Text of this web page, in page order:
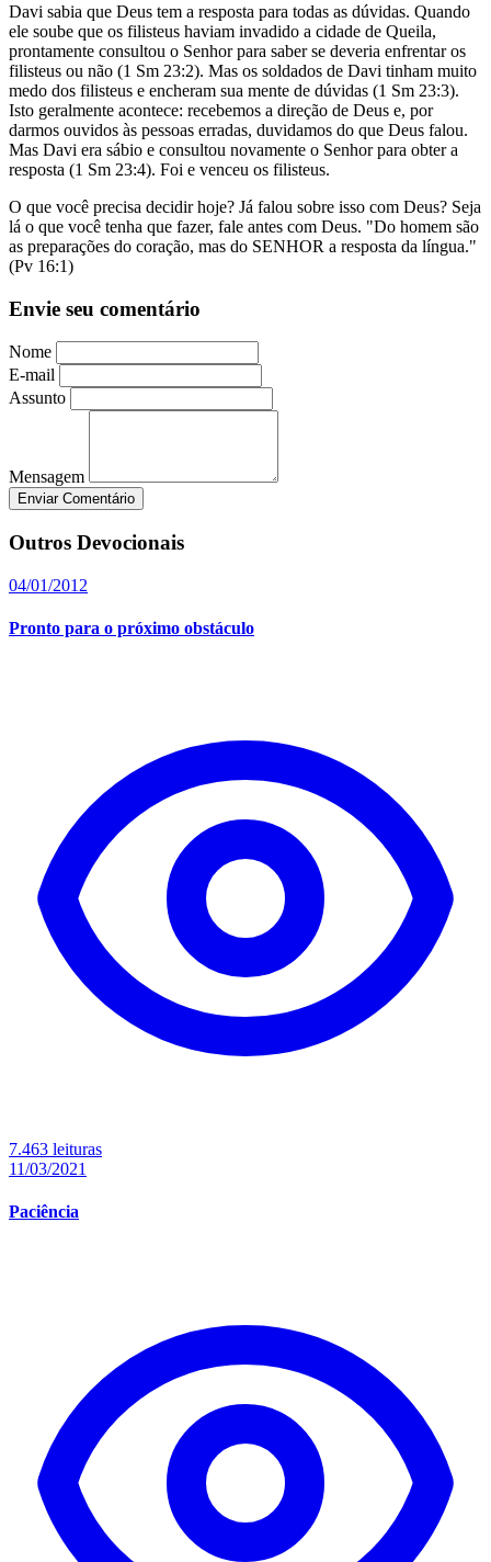
Davi sabia que Deus tem a resposta para todas as dúvidas. Quando
ele soube que os filisteus haviam invadido a cidade de Queila,
prontamente consultou o Senhor para saber se deveria enfrentar os
filisteus ou não (1 Sm 23:2). Mas os soldados de Davi tinham muito
medo dos filisteus e encheram sua mente de dúvidas (1 Sm 23:3).
Isto geralmente acontece: recebemos a direção de Deus e, por
darmos ouvidos às pessoas erradas, duvidamos do que Deus falou.
Mas Davi era sábio e consultou novamente o Senhor para obter a
resposta (1 Sm 23:4). Foi e venceu os filisteus.
O que você precisa decidir hoje? Já falou sobre isso com Deus? Seja
lá o que você tenha que fazer, fale antes com Deus. "Do homem são
as preparações do coração, mas do SENHOR a resposta da língua."
(Pv 16:1)
Envie seu comentário
Nome
E-mail
Assunto
Mensagem
Enviar Comentário
Outros Devocionais
04/01/2012
Pronto para o próximo obstáculo
7.463 leituras
11/03/2021
Paciência